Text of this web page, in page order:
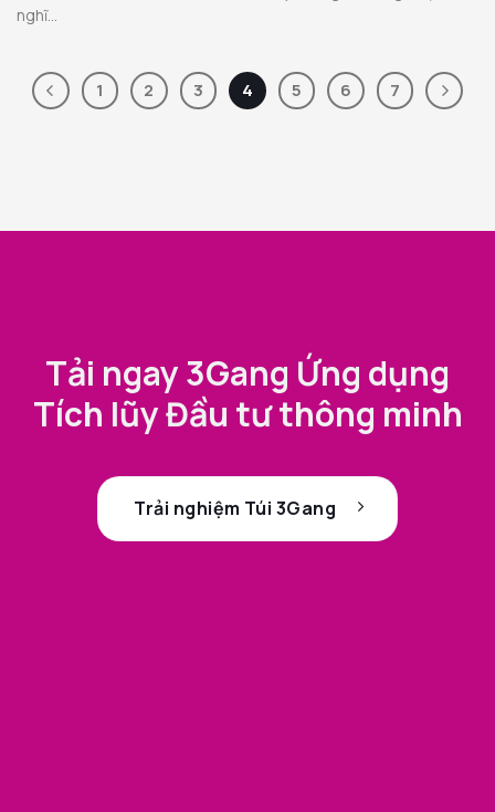
nghĩ...
1 2 3 4 5 6 7
Tải ngay 3Gang Ứng dụng
Tích lũy Đầu tư thông minh
Trải nghiệm Túi 3Gang